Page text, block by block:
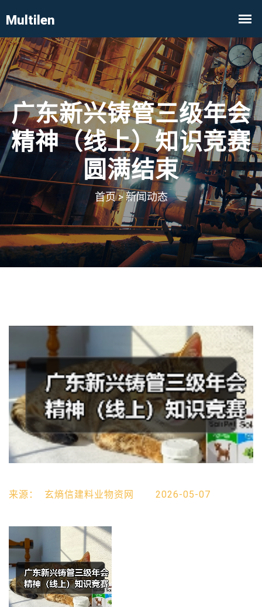
广东新兴铸管三级年会
精神（线上）知识竞赛
圆满结束
首页>新闻动态
来源： 玄熵信建料业物资网 2026-05-07